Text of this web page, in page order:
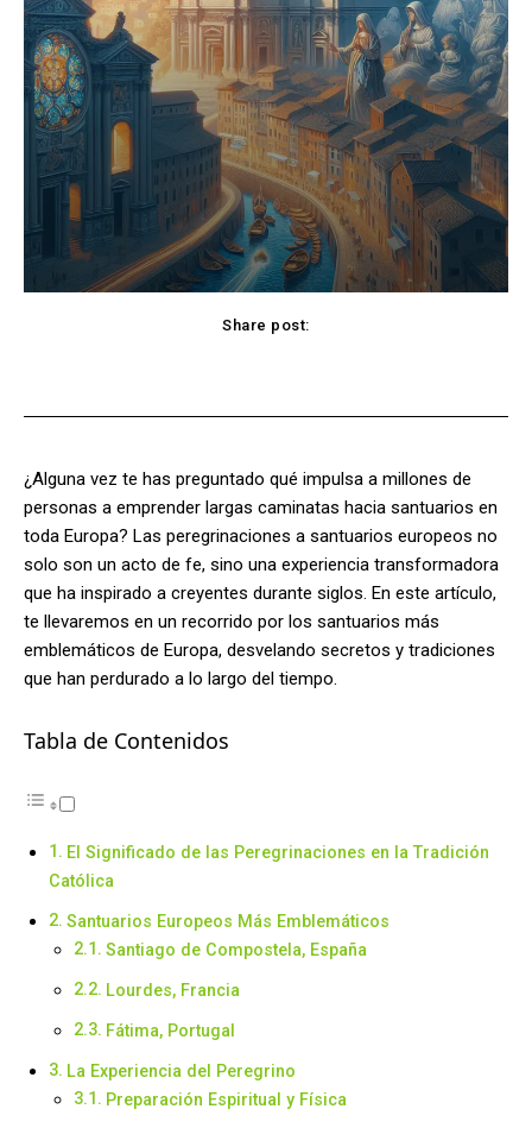
Share post:
¿Alguna vez te has preguntado qué impulsa a millones de
personas a emprender largas caminatas hacia santuarios en
toda Europa? Las peregrinaciones a santuarios europeos no
solo son un acto de fe, sino una experiencia transformadora
que ha inspirado a creyentes durante siglos. En este artículo,
te llevaremos en un recorrido por los santuarios más
emblemáticos de Europa, desvelando secretos y tradiciones
que han perdurado a lo largo del tiempo.
Tabla de Contenidos
El Significado de las Peregrinaciones en la Tradición
Católica
Santuarios Europeos Más Emblemáticos
Santiago de Compostela, España
Lourdes, Francia
Fátima, Portugal
La Experiencia del Peregrino
Preparación Espiritual y Física